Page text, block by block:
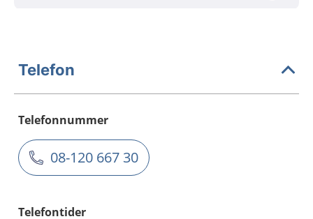
Telefon
Telefonnummer
08-120 667 30
Telefontider